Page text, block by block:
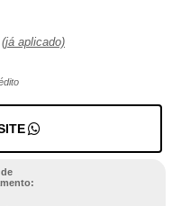
(já aplicado)